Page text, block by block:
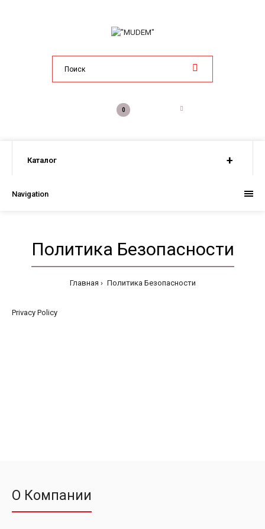
0
Каталог
Navigation
Политика Безопасности
Главная Политика Безопасности
Privacy Policy
О Компании